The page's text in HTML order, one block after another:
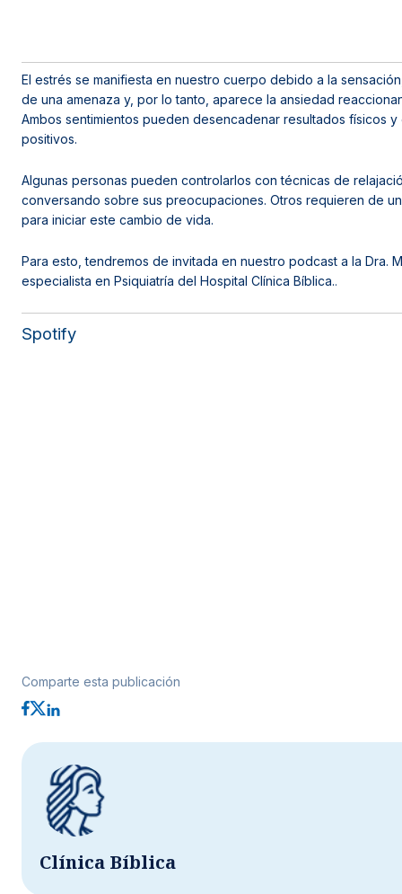
El estrés se manifiesta en nuestro cuerpo debido a la
de una amenaza y, por lo tanto, aparece la ansiedad
Ambos sentimientos pueden desencadenar resultados físicos y
positivos.
Algunas personas pueden controlarlos con técnicas de
conversando sobre sus preocupaciones. Otros requieren de
para iniciar este cambio de vida.
Para esto, tendremos de invitada en nuestro podcast a la Dra.
especialista en Psiquiatría del Hospital Clínica Bíblica..
Spotify
Comparte esta publicación
Clínica Bíblica